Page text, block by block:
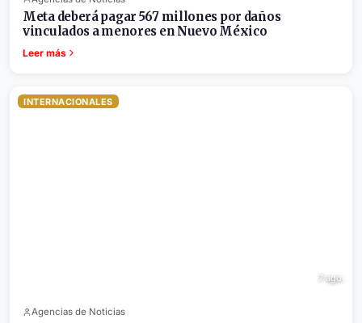
Meta deberá pagar 567 millones por daños
vinculados a menores en Nuevo México
Leer más
INTERNACIONALES
7 ago.
Agencias de Noticias